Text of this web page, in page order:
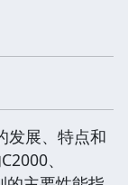
发展、特点和
、